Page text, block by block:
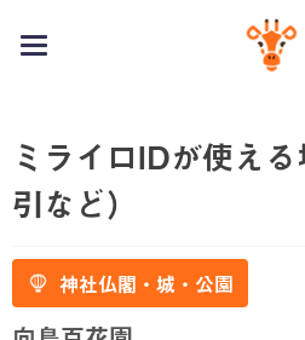
toggle
ミライロIDが使え
引など）
神社仏閣・城・公園